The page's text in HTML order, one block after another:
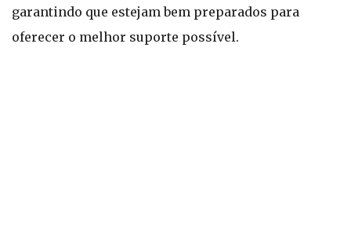
garantindo que estejam bem preparados para
oferecer o melhor suporte possível.